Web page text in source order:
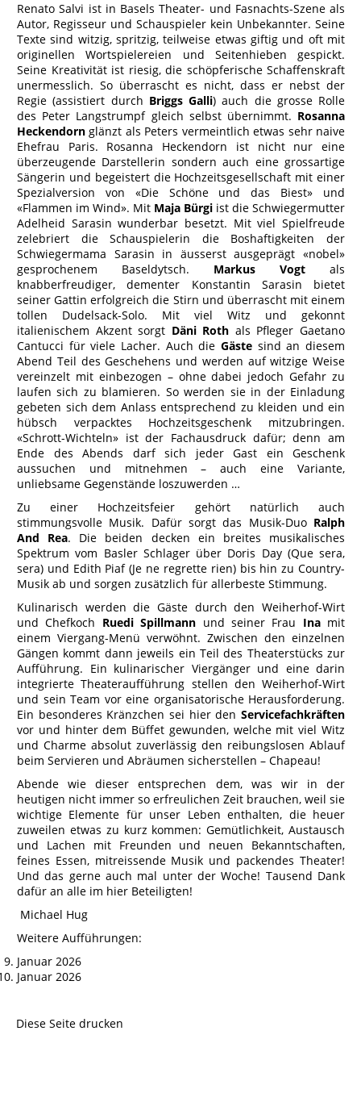
Renato Salvi ist in Basels Theater- und Fasnachts-Szene als
Autor, Regisseur und Schauspieler kein Unbekannter. Seine
Texte sind witzig, spritzig, teilweise etwas giftig und oft mit
originellen Wortspielereien und Seitenhieben gespickt.
Seine Kreativität ist riesig, die schöpferische Schaffenskraft
unermesslich. So überrascht es nicht, dass er nebst der
Regie (assistiert durch Briggs Galli) auch die grosse Rolle
des Peter Langstrumpf gleich selbst übernimmt. Rosanna
Heckendorn glänzt als Peters vermeintlich etwas sehr naive
Ehefrau Paris. Rosanna Heckendorn ist nicht nur eine
überzeugende Darstellerin sondern auch eine grossartige
Sängerin und begeistert die Hochzeitsgesellschaft mit einer
Spezialversion von «Die Schöne und das Biest» und
«Flammen im Wind». Mit Maja Bürgi ist die Schwiegermutter
Adelheid Sarasin wunderbar besetzt. Mit viel Spielfreude
zelebriert die Schauspielerin die Boshaftigkeiten der
Schwiegermama Sarasin in äusserst ausgeprägt «nobel»
gesprochenem Baseldytsch. Markus Vogt als
knabberfreudiger, dementer Konstantin Sarasin bietet
seiner Gattin erfolgreich die Stirn und überrascht mit einem
tollen Dudelsack-Solo. Mit viel Witz und gekonnt
italienischem Akzent sorgt Däni Roth als Pfleger Gaetano
Cantucci für viele Lacher. Auch die Gäste sind an diesem
Abend Teil des Geschehens und werden auf witzige Weise
vereinzelt mit einbezogen – ohne dabei jedoch Gefahr zu
laufen sich zu blamieren. So werden sie in der Einladung
gebeten sich dem Anlass entsprechend zu kleiden und ein
hübsch verpacktes Hochzeitsgeschenk mitzubringen.
«Schrott-Wichteln» ist der Fachausdruck dafür; denn am
Ende des Abends darf sich jeder Gast ein Geschenk
aussuchen und mitnehmen – auch eine Variante,
unliebsame Gegenstände loszuwerden …
Zu einer Hochzeitsfeier gehört natürlich auch
stimmungsvolle Musik. Dafür sorgt das Musik-Duo Ralph
And Rea. Die beiden decken ein breites musikalisches
Spektrum vom Basler Schlager über Doris Day (Que sera,
sera) und Edith Piaf (Je ne regrette rien) bis hin zu Country-
Musik ab und sorgen zusätzlich für allerbeste Stimmung.
Kulinarisch werden die Gäste durch den Weiherhof-Wirt
und Chefkoch Ruedi Spillmann und seiner Frau Inamit
einem Viergang-Menü verwöhnt. Zwischen den einzelnen
Gängen kommt dann jeweils ein Teil des Theaterstücks zur
Aufführung. Ein kulinarischer Viergänger und eine darin
integrierte Theateraufführung stellen den Weiherhof-Wirt
und sein Team vor eine organisatorische Herausforderung.
Ein besonderes Kränzchen sei hier den Servicefachkräften
vor und hinter dem Büffet gewunden, welche mit viel Witz
und Charme absolut zuverlässig den reibungslosen Ablauf
beim Servieren und Abräumen sicherstellen – Chapeau!
Abende wie dieser entsprechen dem, was wir in der
heutigen nicht immer so erfreulichen Zeit brauchen, weil sie
wichtige Elemente für unser Leben enthalten, die heuer
zuweilen etwas zu kurz kommen: Gemütlichkeit, Austausch
und Lachen mit Freunden und neuen Bekanntschaften,
feines Essen, mitreissende Musik und packendes Theater!
Und das gerne auch mal unter der Woche! Tausend Dank
dafür an alle im hier Beteiligten!
Michael Hug
Weitere Aufführungen:
Januar 2026
Januar 2026
Diese Seite drucken